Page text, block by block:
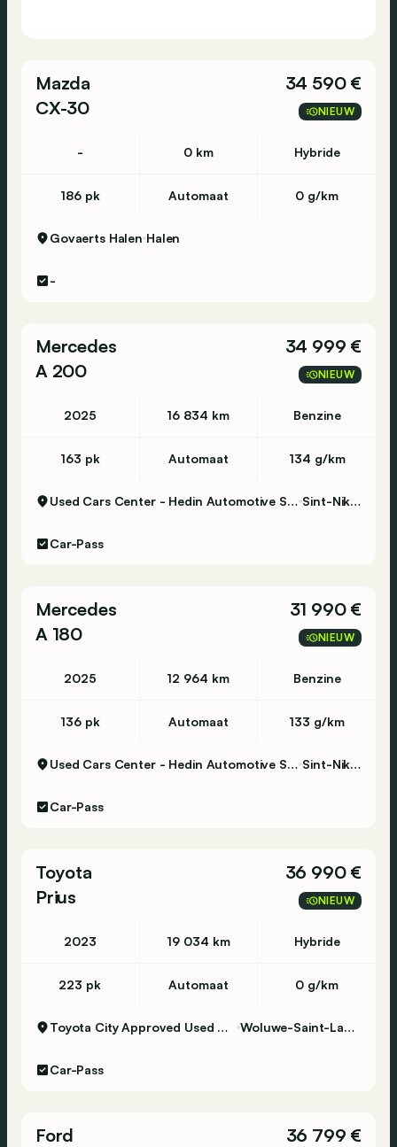
Mazda
CX-30
34 590 €
NIEUW
- 0 km Hybride
186 pk Automaat 0 g/km
Govaerts Halen Halen
-
Mercedes
A 200
34 999 €
NIEUW
2025 16 834 km Benzine
163 pk Automaat 134 g/km
Used Cars Center - Hedin Automotive Sint-Niklaas Sint-Niklaas
Car-Pass
Mercedes
A 180
31 990 €
NIEUW
2025 12 964 km Benzine
136 pk Automaat 133 g/km
Used Cars Center - Hedin Automotive Sint-Niklaas Sint-Niklaas
Car-Pass
Toyota
Prius
36 990 €
NIEUW
2023 19 034 km Hybride
223 pk Automaat 0 g/km
Toyota City Approved Used Woluwe Woluwe-Saint-Lambert
Car-Pass
Ford
36 799 €